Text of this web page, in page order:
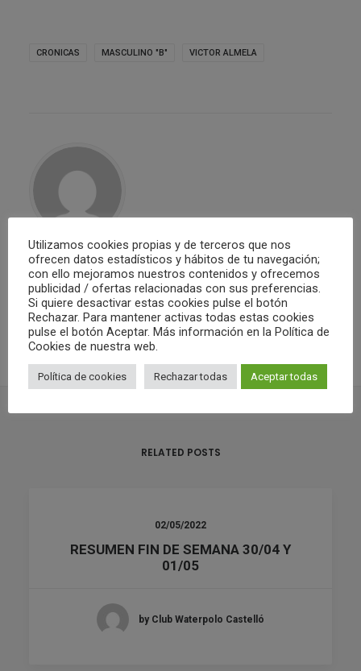
CRONICAS MASCULINO "B" VICTOR ALMELA
Club Waterpolo Castelló
ALL AUTHOR POSTS
RELATED POSTS
02/05/2022
RESUMEN FIN DE SEMANA 30/04 Y
01/05
by Club Waterpolo Castelló
Utilizamos cookies propias y de terceros que nos
ofrecen datos estadísticos y hábitos de tu navegación;
con ello mejoramos nuestros contenidos y ofrecemos
publicidad / ofertas relacionadas con sus preferencias.
Si quiere desactivar estas cookies pulse el botón
Rechazar. Para mantener activas todas estas cookies
pulse el botón Aceptar. Más información en la Política de
Cookies de nuestra web.
Política de cookies Rechazar todas Aceptar todas